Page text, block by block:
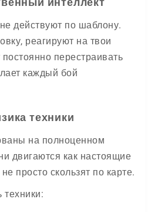
действуют по шаблону.
реагируют на твои
перестраивать
каждый бой
техники
на полноценном
двигаются как настоящие
просто скользят по карте.